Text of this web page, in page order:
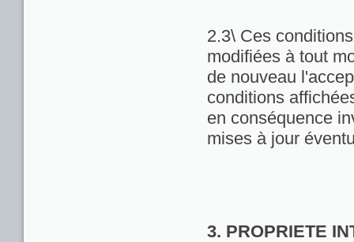
2.3\ Ces
modifiées à tout
de nouveau
conditions
en conséquence
mises à jour
3. PROPRIETE